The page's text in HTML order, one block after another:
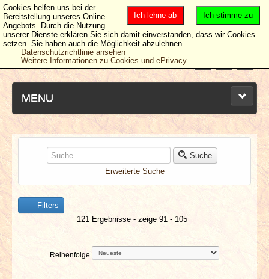
MENU
NEUESTE ARTIKEL
NEWS & DATES
BERICHTE
VERLOSUNGEN
Suche
Erweiterte Suche
Filters
121 Ergebnisse - zeige 91 - 105
Reihenfolge
Ich stimme zu
Ich lehne ab
Cookies helfen uns bei der
Bereitstellung unseres Online-
Angebots. Durch die Nutzung
unserer Dienste erklären Sie sich damit einverstanden, dass wir Cookies
setzen. Sie haben auch die Möglichkeit abzulehnen.
Datenschutzrichtlinie ansehen
Weitere Informationen zu Cookies und ePrivacy